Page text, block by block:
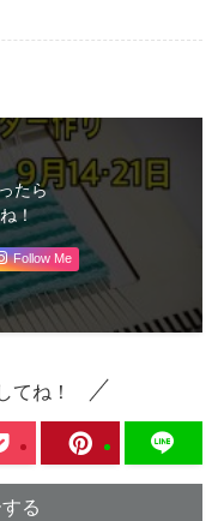
たら
！
Follow Me
てね！
る